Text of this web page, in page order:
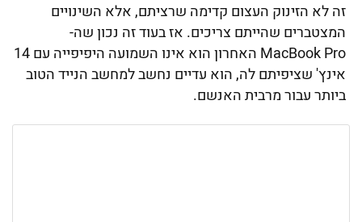
זה לא הזינוק העצום קדימה שרציתם, אלא השינויים
המצטברים שהייתם צריכים. אז בעוד זה נכון שה-
MacBook Pro האחרון הוא אינו השמועה היפיפייה עם 14
אינץ' שציפיתם לה, הוא עדיים נחשב למחשב הנייד הטוב
ביותר עבור מרבית האנשם.